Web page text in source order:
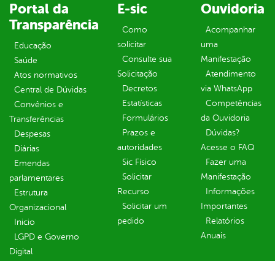
Portal da
Transparência
Educação
Saúde
Atos normativos
Central de Dúvidas
Convênios e
Transferências
Despesas
Diárias
Emendas
parlamentares
Estrutura
Organizacional
Inicio
LGPD e Governo
Digital
E-sic
Como
solicitar
Consulte sua
Solicitação
Decretos
Estatísticas
Formulários
Prazos e
autoridades
Sic Físico
Solicitar
Recurso
Solicitar um
pedido
Ouvidoria
Acompanhar
uma
Manifestação
Atendimento
via WhatsApp
Competências
da Ouvidoria
Dúvidas?
Acesse o FAQ
Fazer uma
Manifestação
Informações
Importantes
Relatórios
Anuais